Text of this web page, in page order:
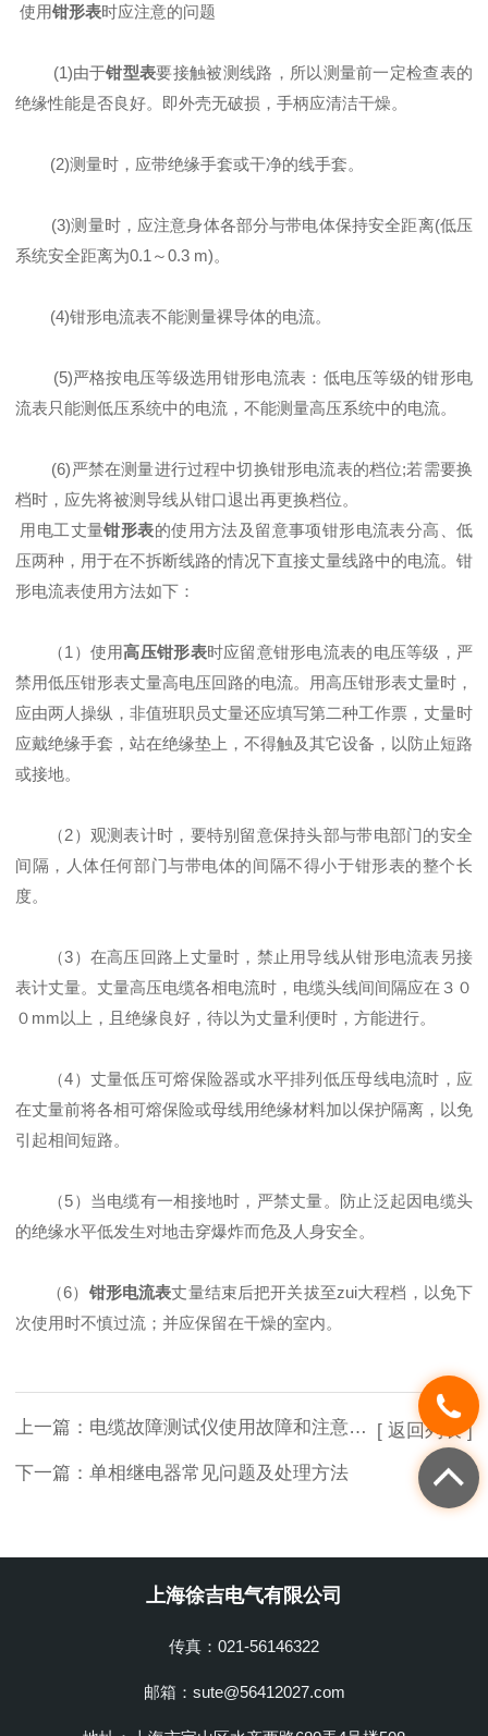
使用钳形表时应注意的问题
(1)由于钳型表要接触被测线路，所以测量前一定检查表的
绝缘性能是否良好。即外壳无破损，手柄应清洁干燥。
(2)测量时，应带绝缘手套或干净的线手套。
(3)测量时，应注意身体各部分与带电体保持安全距离(低压
系统安全距离为0.1～0.3 m)。
(4)钳形电流表不能测量裸导体的电流。
(5)严格按电压等级选用钳形电流表：低电压等级的钳形电
流表只能测低压系统中的电流，不能测量高压系统中的电流。
(6)严禁在测量进行过程中切换钳形电流表的档位;若需要换
档时，应先将被测导线从钳口退出再更换档位。
用电工丈量钳形表的使用方法及留意事项钳形电流表分高、低
压两种，用于在不拆断线路的情况下直接丈量线路中的电流。钳
形电流表使用方法如下：
（1）使用高压钳形表时应留意钳形电流表的电压等级，严
禁用低压钳形表丈量高电压回路的电流。用高压钳形表丈量时，
应由两人操纵，非值班职员丈量还应填写第二种工作票，丈量时
应戴绝缘手套，站在绝缘垫上，不得触及其它设备，以防止短路
或接地。
（2）观测表计时，要特别留意保持头部与带电部门的安全
间隔，人体任何部门与带电体的间隔不得小于钳形表的整个长
度。
（3）在高压回路上丈量时，禁止用导线从钳形电流表另接
表计丈量。丈量高压电缆各相电流时，电缆头线间间隔应在３０
０mm以上，且绝缘良好，待以为丈量利便时，方能进行。
（4）丈量低压可熔保险器或水平排列低压母线电流时，应
在丈量前将各相可熔保险或母线用绝缘材料加以保护隔离，以免
引起相间短路。
（5）当电缆有一相接地时，严禁丈量。防止泛起因电缆头
的绝缘水平低发生对地击穿爆炸而危及人身安全。
（6） 钳形电流表丈量结束后把开关拔至zui大程档，以免下
次使用时不慎过流；并应保留在干燥的室内。
上一篇： 电缆故障测试仪使用故障和注意事项
下一篇： 单相继电器常见问题及处理方法
[ 返回列表 ]
上海徐吉电气有限公司
传真：021-56146322
邮箱：sute@56412027.com